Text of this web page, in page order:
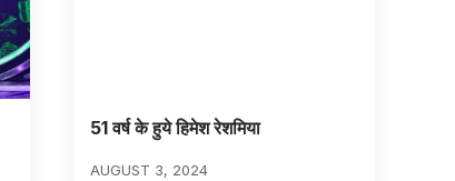
51 वर्ष के हुये हिमेश रेशमिया
AUGUST 3, 2024